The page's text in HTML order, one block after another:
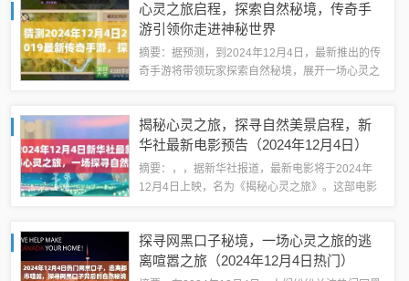
这是一场结合军事训练与心灵成长的独...
心灵之旅启程，探索自然秘境，传奇手
游引领你走进神秘世界
摘要：据预测，到2024年12月4日，最新推出的传
奇手游将带领玩家探索自然秘境，展开一场心灵之
家将有机会在游戏中领略到神秘的...
揭秘心灵之旅，探寻自然美景启程，新
华社最新电影预告（2024年12月4日）
摘要：，，据新华社报道，最新电影将于2024年
12月4日上映，名为《揭秘心灵之旅》。这部电影
然景色，感受大自然的魅力。期待与你在...
探寻网黑口子秘境，一场心灵之旅的逃
离喧嚣之旅（2024年12月4日热门）